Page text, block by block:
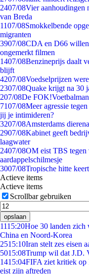
2407/08Vier aanhoudingen
van Breda
1107/08Smokkelbende
migranten
3907/08CDA en D66
ongemerkt filmen
1407/08Benzineprijs daalt
blijft
4207/08Voedselprijzen
2307/08Quake krijgt na 30
207/08De
7107/08Meer agressie
jij je intimideren?
3207/08Amsterdams
2907/08Kabinet geeft
laagwater
2407/08OM eist TBS tegen
aardappelschilmesje
3007/08Tropische hitte
Actieve items
Actieve items
Scrollbar gebruiken
opslaan
1115:20Hoe 30 landen zich
China en Noord-Korea
2515:10Iran stelt zes eisen
5015:08Trump wil dat J.D.
1415:04FIFA ziet kritiek op
eist zijn aftreden